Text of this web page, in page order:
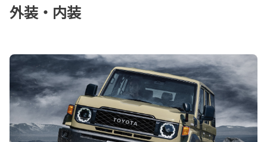
外装・内装